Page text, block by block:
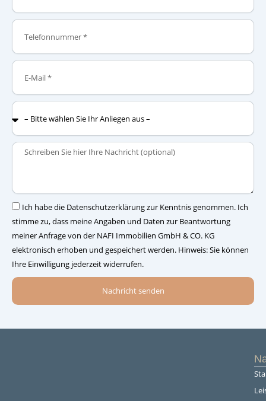
Telefonnummer
E-
Mail
–
Bitte
Sie
Ihr
Nachricht
Einwilligung
Ich habe die Datenschutzerklärung zur Kenntnis genommen. Ich
stimme zu, dass meine Angaben und Daten zur Beantwortung
meiner Anfrage von der NAFI Immobilien GmbH & CO. KG
elektronisch erhoben und gespeichert werden. Hinweis: Sie können
Ihre Einwilligung jederzeit widerrufen.
Nachricht senden